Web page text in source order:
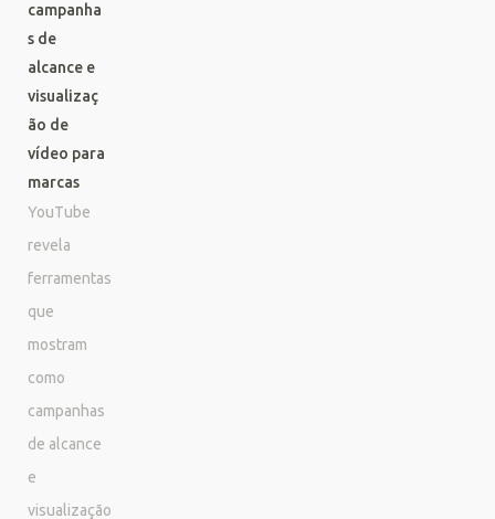
campanha
s de
alcance e
visualizaç
ão de
vídeo para
marcas
YouTube
revela
ferramentas
que
mostram
como
campanhas
de alcance
e
visualização